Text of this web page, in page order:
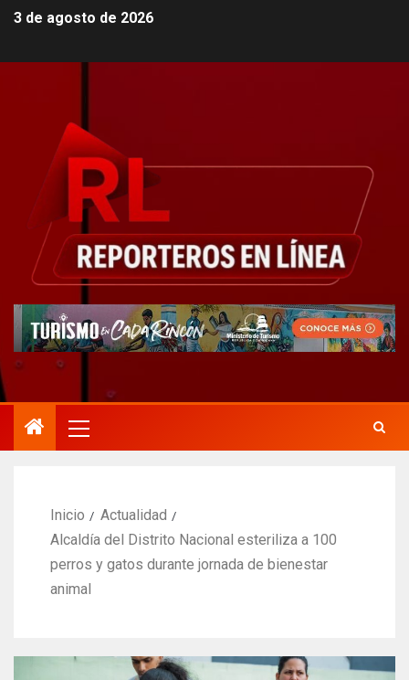
3 de agosto de 2026
Inicio
Actualidad
Alcaldía del Distrito Nacional esteriliza a 100
perros y gatos durante jornada de bienestar
animal